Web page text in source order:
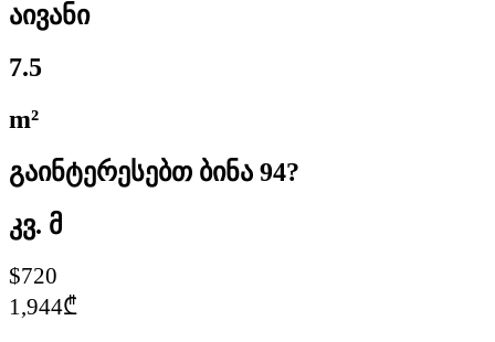
აივანი
7.5
m²
გაინტერესებთ ბინა 94?
კვ. მ
$720
1,944₾